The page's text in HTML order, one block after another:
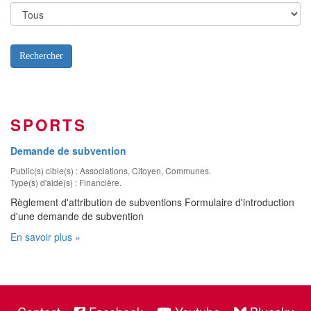
Rechercher
SPORTS
Demande de subvention
Public(s) cible(s) : Associations, Citoyen, Communes.
Type(s) d'aide(s) : Financière.
Règlement d'attribution de subventions Formulaire d'introduction
d'une demande de subvention
En savoir plus »